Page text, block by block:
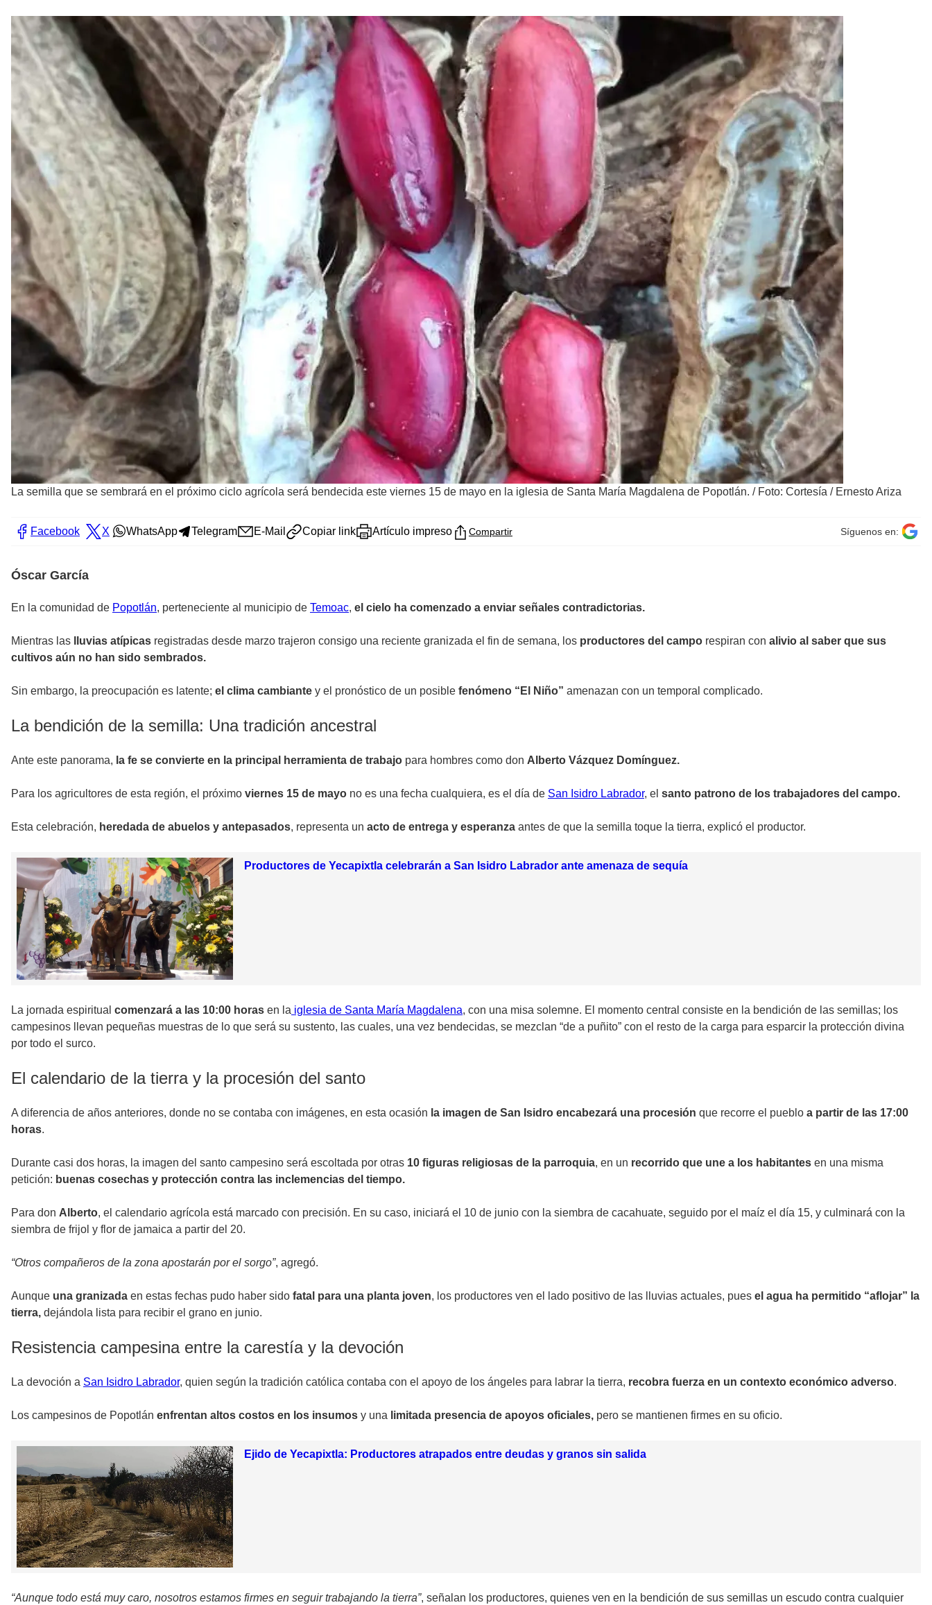
La semilla que se sembrará en el próximo ciclo agrícola será bendecida este viernes 15 de mayo en la iglesia de Santa María Magdalena de Popotlán. / Foto: Cortesía / Ernesto Ariza
Facebook X WhatsApp Telegram E-Mail Copiar link Artículo impreso Compartir Síguenos en:
Óscar García
En la comunidad de Popotlán, perteneciente al municipio de Temoac, el cielo ha comenzado a enviar señales contradictorias.
Mientras las lluvias atípicas registradas desde marzo trajeron consigo una reciente granizada el fin de semana, los productores del campo respiran con alivio al saber que sus
cultivos aún no han sido sembrados.
Sin embargo, la preocupación es latente; el clima cambiante y el pronóstico de un posible fenómeno “El Niño” amenazan con un temporal complicado.
La bendición de la semilla: Una tradición ancestral
Ante este panorama, la fe se convierte en la principal herramienta de trabajo para hombres como don Alberto Vázquez Domínguez.
Para los agricultores de esta región, el próximo viernes 15 de mayo no es una fecha cualquiera, es el día de San Isidro Labrador, el santo patrono de los trabajadores del campo.
Esta celebración, heredada de abuelos y antepasados, representa un acto de entrega y esperanza antes de que la semilla toque la tierra, explicó el productor.
Productores de Yecapixtla celebrarán a San Isidro Labrador ante amenaza de sequía
La jornada espiritual comenzará a las 10:00 horas en la iglesia de Santa María Magdalena, con una misa solemne. El momento central consiste en la bendición de las semillas; los
campesinos llevan pequeñas muestras de lo que será su sustento, las cuales, una vez bendecidas, se mezclan “de a puñito” con el resto de la carga para esparcir la protección divina
por todo el surco.
El calendario de la tierra y la procesión del santo
A diferencia de años anteriores, donde no se contaba con imágenes, en esta ocasión la imagen de San Isidro encabezará una procesión que recorre el pueblo a partir de las 17:00
horas.
Durante casi dos horas, la imagen del santo campesino será escoltada por otras 10 figuras religiosas de la parroquia, en un recorrido que une a los habitantes en una misma
petición: buenas cosechas y protección contra las inclemencias del tiempo.
Para don Alberto, el calendario agrícola está marcado con precisión. En su caso, iniciará el 10 de junio con la siembra de cacahuate, seguido por el maíz el día 15, y culminará con la
siembra de frijol y flor de jamaica a partir del 20.
“Otros compañeros de la zona apostarán por el sorgo”, agregó.
Aunque una granizada en estas fechas pudo haber sido fatal para una planta joven, los productores ven el lado positivo de las lluvias actuales, pues el agua ha permitido “aflojar” la
tierra, dejándola lista para recibir el grano en junio.
Resistencia campesina entre la carestía y la devoción
La devoción a San Isidro Labrador, quien según la tradición católica contaba con el apoyo de los ángeles para labrar la tierra, recobra fuerza en un contexto económico adverso.
Los campesinos de Popotlán enfrentan altos costos en los insumos y una limitada presencia de apoyos oficiales, pero se mantienen firmes en su oficio.
Ejido de Yecapixtla: Productores atrapados entre deudas y granos sin salida
“Aunque todo está muy caro, nosotros estamos firmes en seguir trabajando la tierra”, señalan los productores, quienes ven en la bendición de sus semillas un escudo contra cualquier